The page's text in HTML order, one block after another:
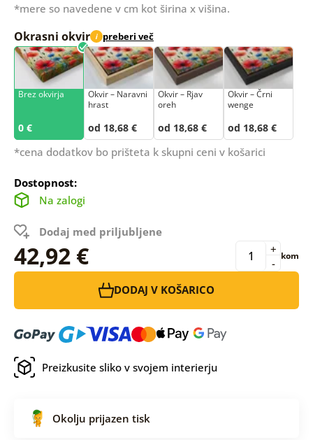
*mere so navedene v cm kot širina x višina.
Okrasni okvir i preberi več
Brez okvirja
0 €
Okvir – Naravni
hrast
od 18,68 €
Okvir – Rjav
oreh
od 18,68 €
Okvir – Črni
wenge
od 18,68 €
*cena dodatkov bo prišteta k skupni ceni v košarici
Dostopnost:
Na zalogi
Dodaj med priljubljene
42,92 € -
+ kom
DODAJ V KOŠARICO
Preizkusite sliko v svojem interierju
Okolju prijazen tisk